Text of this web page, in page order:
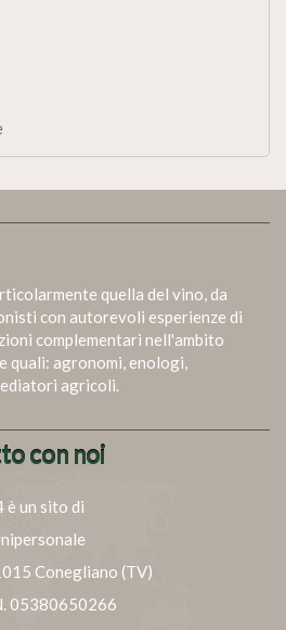
quella del vino, da
con autorevoli esperienze di
complementari nell'ambito
quali: agronomi, enologi,
agricoli.
con noi
è un sito di
Conegliano (TV)
05380650266